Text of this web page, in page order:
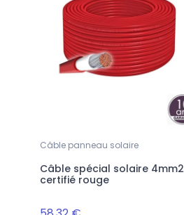
Câble panneau solaire
Câble spécial solaire 4mm2
certifié rouge